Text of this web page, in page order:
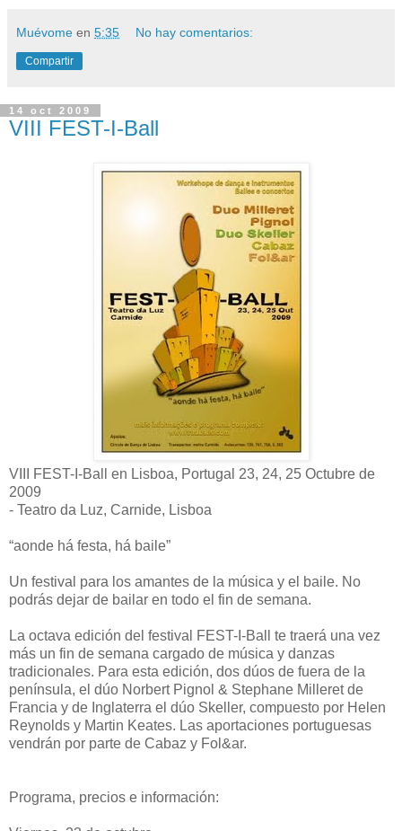
Muévome en 5:35 No hay comentarios:
Compartir
14 oct 2009
VIII FEST-I-Ball
VIII FEST-I-Ball en Lisboa, Portugal 23, 24, 25 Octubre de
2009
- Teatro da Luz, Carnide, Lisboa
“aonde há festa, há baile”
Un festival para los amantes de la música y el baile. No
podrás dejar de bailar en todo el fin de semana.
La octava edición del festival FEST-I-Ball te traerá una vez
más un fin de semana cargado de música y danzas
tradicionales. Para esta edición, dos dúos de fuera de la
península, el dúo Norbert Pignol & Stephane Milleret de
Francia y de Inglaterra el dúo Skeller, compuesto por Helen
Reynolds y Martin Keates. Las aportaciones portuguesas
vendrán por parte de Cabaz y Fol&ar.
Programa, precios e información: